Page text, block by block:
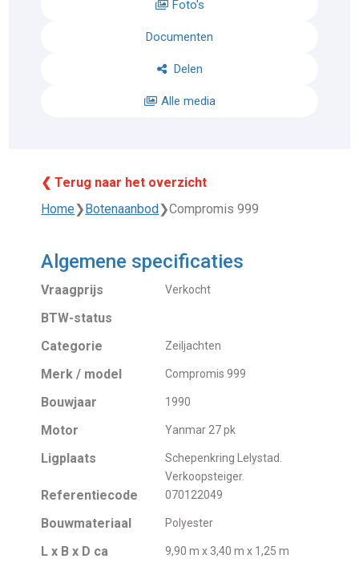
Foto's
Documenten
Delen
Alle media
❮ Terug naar het overzicht
Home❯Botenaanbod❯Compromis 999
Algemene specificaties
Vraagprijs Verkocht
BTW-status
Categorie
Zeiljachten
Merk / model Compromis 999
Bouwjaar 1990
Motor Yanmar 27 pk
Ligplaats
Schepenkring Lelystad.
Verkoopsteiger.
Referentiecode 070122049
Bouwmateriaal Polyester
L x B x D ca 9,90 m x 3,40 m x 1,25 m